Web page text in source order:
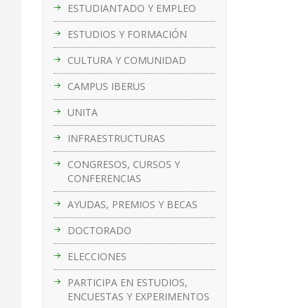
ESTUDIANTADO Y EMPLEO
ESTUDIOS Y FORMACIÓN
CULTURA Y COMUNIDAD
CAMPUS IBERUS
UNITA
INFRAESTRUCTURAS
CONGRESOS, CURSOS Y
CONFERENCIAS
AYUDAS, PREMIOS Y BECAS
DOCTORADO
ELECCIONES
PARTICIPA EN ESTUDIOS,
ENCUESTAS Y EXPERIMENTOS